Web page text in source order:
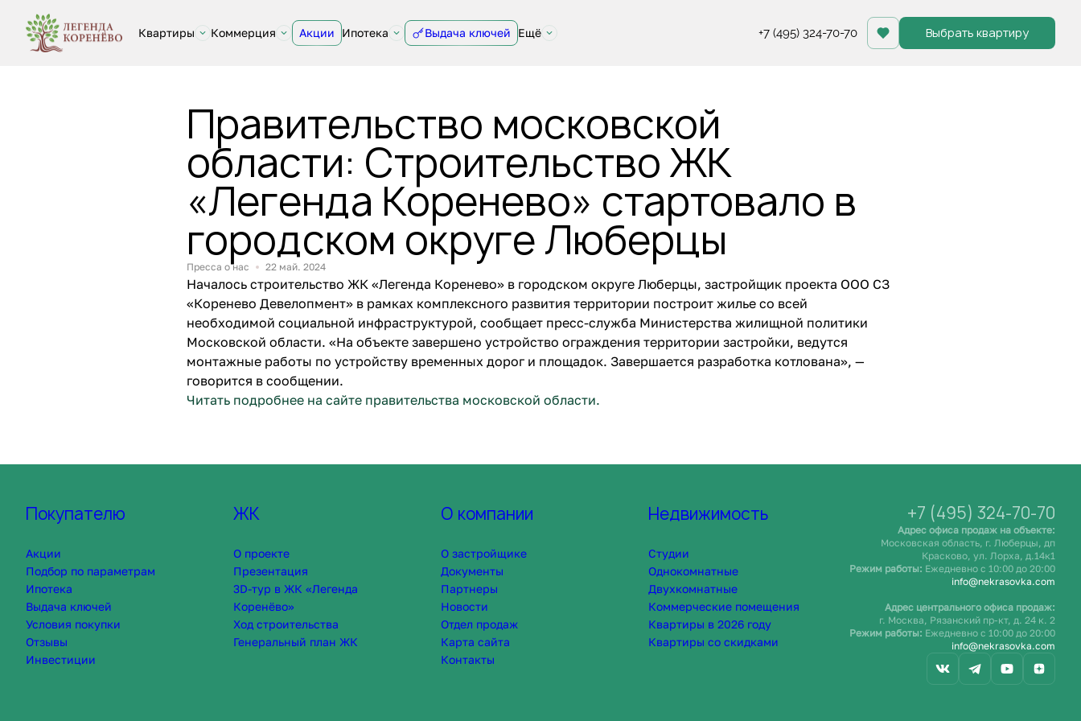
Квартиры Коммерция Акции Ипотека Выдача ключей Ещё +7 (495) 324-70-70 Выбрать квартиру
Правительство московской
области: Строительство ЖК
«Легенда Коренево» стартовало в
городском округе Люберцы
Пресса о нас 22 май. 2024
Началось строительство ЖК «Легенда Коренево» в городском округе Люберцы, застройщик проекта ООО СЗ
«Коренево Девелопмент» в рамках комплексного развития территории построит жилье со всей
необходимой социальной инфраструктурой, сообщает пресс-служба Министерства жилищной политики
Московской области. «На объекте завершено устройство ограждения территории застройки, ведутся
монтажные работы по устройству временных дорог и площадок. Завершается разработка котлована», —
говорится в сообщении.
Читать подробнее на сайте правительства московской области.
Покупателю
Акции
Подбор по параметрам
Ипотека
Выдача ключей
Условия покупки
Отзывы
Инвестиции
ЖК
О проекте
Презентация
3D-тур в ЖК «Легенда
Коренёво»
Ход строительства
Генеральный план ЖК
О компании
О застройщике
Документы
Партнеры
Новости
Отдел продаж
Карта сайта
Контакты
Недвижимость
Студии
Однокомнатные
Двухкомнатные
Коммерческие помещения
Квартиры в 2026 году
Квартиры со скидками
+7 (495) 324-70-70
Адрес офиса продаж на объекте:
Московская область, г. Люберцы, дп
Красково, ул. Лорха, д.14к1
Режим работы: Ежедневно c 10:00 до 20:00
info@nekrasovka.com
Адрес центрального офиса продаж:
г. Москва, Рязанский пр-кт, д. 24 к. 2
Режим работы: Ежедневно c 10:00 до 20:00
info@nekrasovka.com